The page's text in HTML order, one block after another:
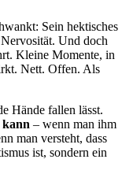
Sein hektisches
Und doch
Kleine Momente, in
Nett. Offen. Als
Hände fallen lässt.
kann – wenn man ihm
man versteht, dass
ist, sondern ein